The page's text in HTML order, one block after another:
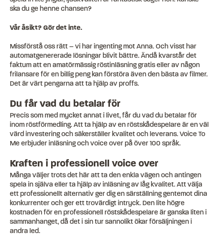
ska du ge henne chansen?
Vår åsikt? Gör det inte.
Missförstå oss rätt – vi har ingenting mot Anna. Och visst har
automatgenererade lösningar blivit bättre. Ändå kvarstår det
faktum att en amatörmässig röstinläsning gratis eller av någon
frilansare för en billig peng kan förstöra även den bästa av filmer.
Det är värt pengarna att ta hjälp av proffs.
Du får vad du betalar för
Precis som med mycket annat i livet, får du vad du betalar för
inom röstförmedling. Att ta hjälp av en röstskådespelare är en väl
värd investering och säkerställer kvalitet och leverans. Voice To
Me erbjuder inläsning och voice over på över 100 språk.
Kraften i professionell voice over
Många väljer trots det här att ta den enkla vägen och antingen
spela in själva eller ta hjälp av inläsning av låg kvalitet. Att välja
ett professionellt alternativ ger dig en särställning gentemot dina
konkurrenter och ger ett trovärdigt intryck. Den lite högre
kostnaden för en professionell röstskådespelare är ganska liten i
sammanhanget, då det i sin tur sannolikt ökar försäljningen i
andra led.